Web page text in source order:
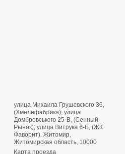
улица Михаила Грушевского 36,
(Хмелефабрика); улица
Домбровського 25-В, (Сенный
Рынок); улица Витрука 6-Б, (ЖК
Фаворит). Житомир,
Житомирская область, 10000
Карта проезда